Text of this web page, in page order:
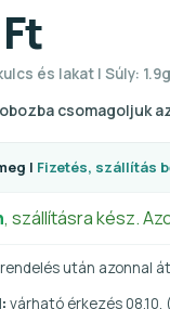
és lakat | Súly: 1.9g
csomagoljuk
| Fizetés, szállítás
, szállításra kész.
rendelés után azonnal
várható érkezés 08.10.